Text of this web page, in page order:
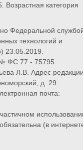
Возрастная категория
Федеральной службой
технологий и
23.05.2019.
ФС 77 - 75795
Л.В. Адрес
д. 29
почта:
(в